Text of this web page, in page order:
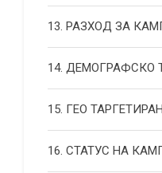
13. РАЗХОД ЗА
14. ДЕМОГРАФСКО
15. ГЕО
16. СТАТУС НА